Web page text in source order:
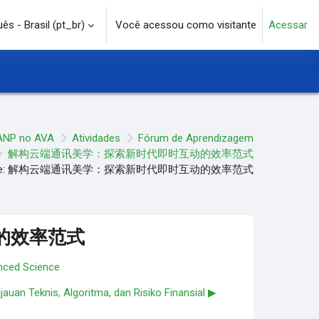
pesquisa
- Brasil ‎(pt_br)‎ Você acessou como visitante Acessar
no AVA Atividades
Fórum de Aprendizagem
解构云端通讯美学：探索新时代即时互动的效率范式
解构云端通讯美学：探索新时代即时互动的效率范式
效率范式
Science
Teknis, Algoritma, dan Risiko Finansial ▶︎